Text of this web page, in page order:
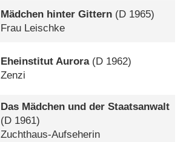
Mädchen hinter Gittern (D 1965)
Frau Leischke
Eheinstitut Aurora(D 1962)
Zenzi
Das Mädchen und der Staatsanwalt
(D 1961)
Zuchthaus-Aufseherin